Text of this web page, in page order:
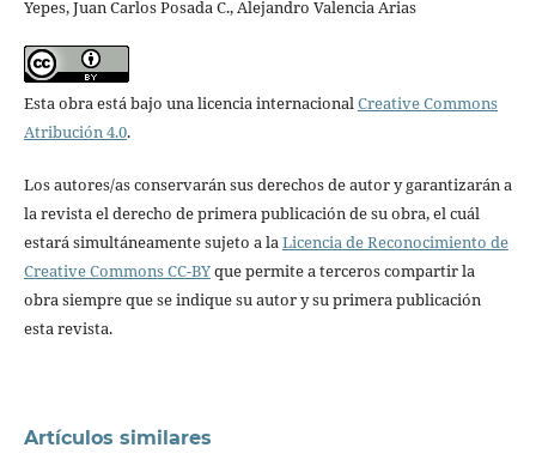
Yepes, Juan Carlos Posada C., Alejandro Valencia Arias
Esta obra está bajo una licencia internacional Creative Commons
Atribución 4.0.
Los autores/as conservarán sus derechos de autor y garantizarán a
la revista el derecho de primera publicación de su obra, el cuál
estará simultáneamente sujeto a la Licencia de Reconocimiento de
Creative Commons CC-BYque permite a terceros compartir la
obra siempre que se indique su autor y su primera publicación
esta revista.
Artículos similares